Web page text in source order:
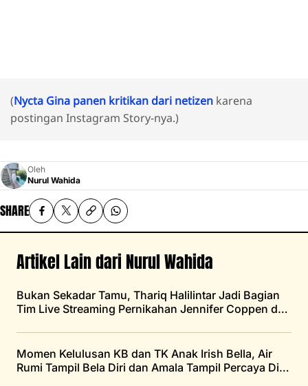
(Nycta Gina panen kritikan dari netizen karena
postingan Instagram Story-nya.)
Oleh
Nurul Wahida
SHARE
Artikel Lain dari Nurul Wahida
Bukan Sekadar Tamu, Thariq Halilintar Jadi Bagian
Tim Live Streaming Pernikahan Jennifer Coppen dan
Momen Kelulusan KB dan TK Anak Irish Bella, Air
Rumi Tampil Bela Diri dan Amala Tampil Percaya Diri